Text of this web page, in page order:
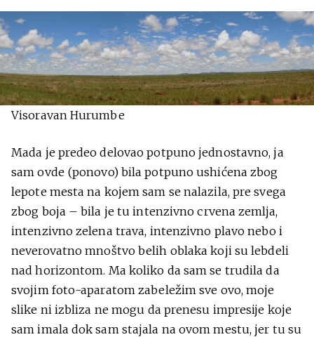
Visoravan Hurumbe
Mada je predeo delovao potpuno jednostavno, ja
sam ovde (ponovo) bila potpuno ushićena zbog
lepote mesta na kojem sam se nalazila, pre svega
zbog boja – bila je tu intenzivno crvena zemlja,
intenzivno zelena trava, intenzivno plavo nebo i
neverovatno mnoštvo belih oblaka koji su lebdeli
nad horizontom. Ma koliko da sam se trudila da
svojim foto-aparatom zabeležim sve ovo, moje
slike ni izbliza ne mogu da prenesu impresije koje
sam imala dok sam stajala na ovom mestu, jer tu su